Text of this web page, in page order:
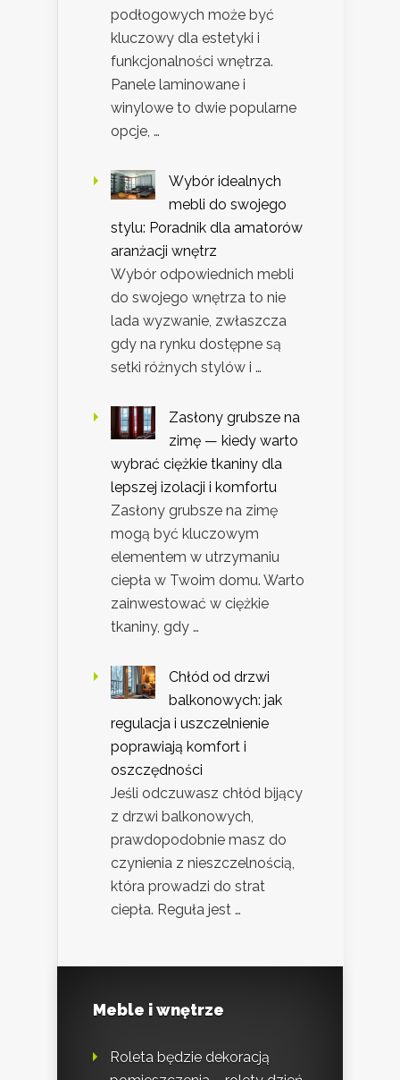
podłogowych może być
kluczowy dla estetyki i
funkcjonalności wnętrza.
Panele laminowane i
winylowe to dwie popularne
opcje, …
Wybór idealnych
mebli do swojego
stylu: Poradnik dla amatorów
aranżacji wnętrz
Wybór odpowiednich mebli
do swojego wnętrza to nie
lada wyzwanie, zwłaszcza
gdy na rynku dostępne są
setki różnych stylów i …
Zasłony grubsze na
zimę — kiedy warto
wybrać ciężkie tkaniny dla
lepszej izolacji i komfortu
Zasłony grubsze na zimę
mogą być kluczowym
elementem w utrzymaniu
ciepła w Twoim domu. Warto
zainwestować w ciężkie
tkaniny, gdy …
Chłód od drzwi
balkonowych: jak
regulacja i uszczelnienie
poprawiają komfort i
oszczędności
Jeśli odczuwasz chłód bijący
z drzwi balkonowych,
prawdopodobnie masz do
czynienia z nieszczelnością,
która prowadzi do strat
ciepła. Reguła jest …
Meble i wnętrze
Roleta będzie dekoracją